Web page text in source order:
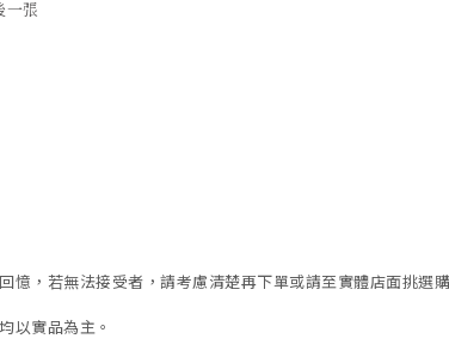
一張
憶，若無法接受者，請考慮清楚再下單或請至實體店面挑選
以實品為主。